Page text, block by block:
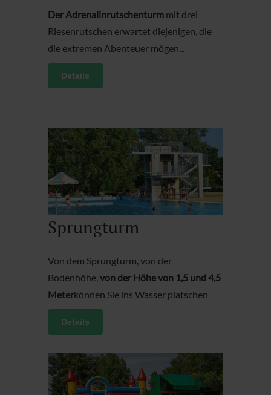
Der Adrenalinrutschenturm mit drei
Riesenrutschen erwartet diejenigen, die
die extremen Abenteuer mögen...
Details
Sprungturm
Von dem Sprungturm, von der
Bodenhöhe, von der Höhe von 1,5 und 4,5
Meterkönnen Sie ins Wasser platschen
Details